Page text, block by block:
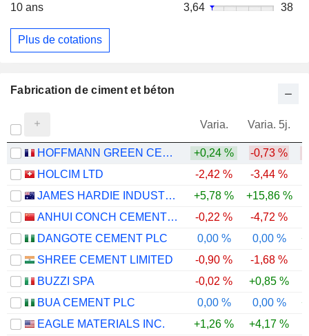
10 ans
3,64 38
Plus de cotations
Fabrication de ciment et béton
Varia. Varia. 5j.
HOFFMANN GREEN CEMENT TECHNOLOGIES SA +0,24 % -0,73 %
HOLCIM LTD
-2,42 % -3,44 %
JAMES HARDIE INDUSTRIES PLC
+5,78 % +15,86 %
ANHUI CONCH CEMENT COMPANY LIMITED
-0,22 % -4,72 %
DANGOTE CEMENT PLC
0,00 % 0,00 %
SHREE CEMENT LIMITED
-0,90 % -1,68 %
BUZZI SPA
-0,02 % +0,85 %
BUA CEMENT PLC
0,00 % 0,00 %
EAGLE MATERIALS INC.
+1,26 % +4,17 %